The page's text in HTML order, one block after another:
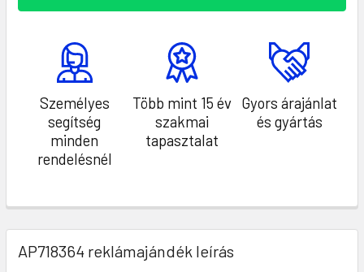
Személyes
segítség
minden
rendelésnél
Több mint 15 év
szakmai
tapasztalat
Gyors árajánlat
és gyártás
AP718364 reklámajándék leírás